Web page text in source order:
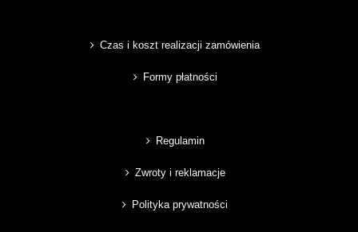
Czas i koszt realizacji zamówienia
Formy płatności
Regulamin
Zwroty i reklamacje
Polityka prywatności